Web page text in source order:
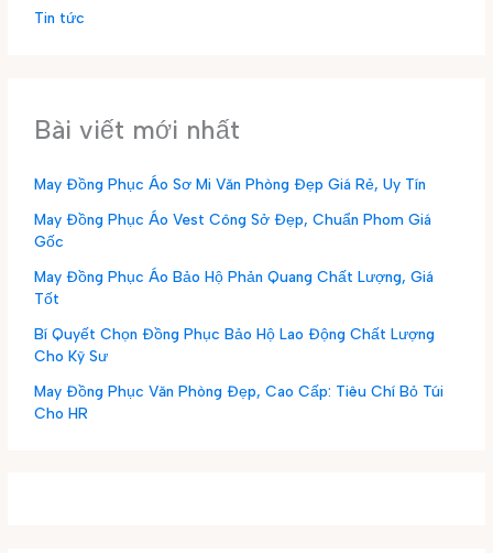
Tin tức
Bài viết mới nhất
May Đồng Phục Áo Sơ Mi Văn Phòng Đẹp Giá Rẻ, Uy Tín
May Đồng Phục Áo Vest Công Sở Đẹp, Chuẩn Phom Giá
Gốc
May Đồng Phục Áo Bảo Hộ Phản Quang Chất Lượng, Giá
Tốt
Bí Quyết Chọn Đồng Phục Bảo Hộ Lao Động Chất Lượng
Cho Kỹ Sư
May Đồng Phục Văn Phòng Đẹp, Cao Cấp: Tiêu Chí Bỏ Túi
Cho HR